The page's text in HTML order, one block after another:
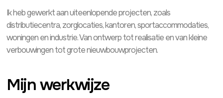
Ik heb gewerkt aan uiteenlopende projecten, zoals
distributiecentra, zorglocaties, kantoren, sportaccommodaties,
woningen en industrie. Van ontwerp tot realisatie en van kleine
verbouwingen tot grote nieuwbouwprojecten.
Mijn werkwijze